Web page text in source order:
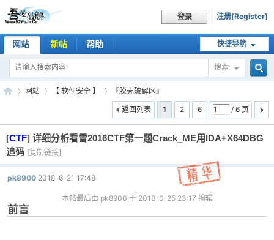
登录 注册[Register]
快捷导航
网站 新帖 帮助
搜索
索
吾 »
网站
›
【 软件安全 】
›
『脱壳破解区』
1
2 6 / 6 页
返回列表
[CTF] 详细分析看雪2016CTF第一题Crack_ME用IDA+X64DBG
追码 [复制链接]
pk8900 2018-6-21 17:48
本帖最后由 pk8900 于 2018-6-25 23:17 编辑
前言